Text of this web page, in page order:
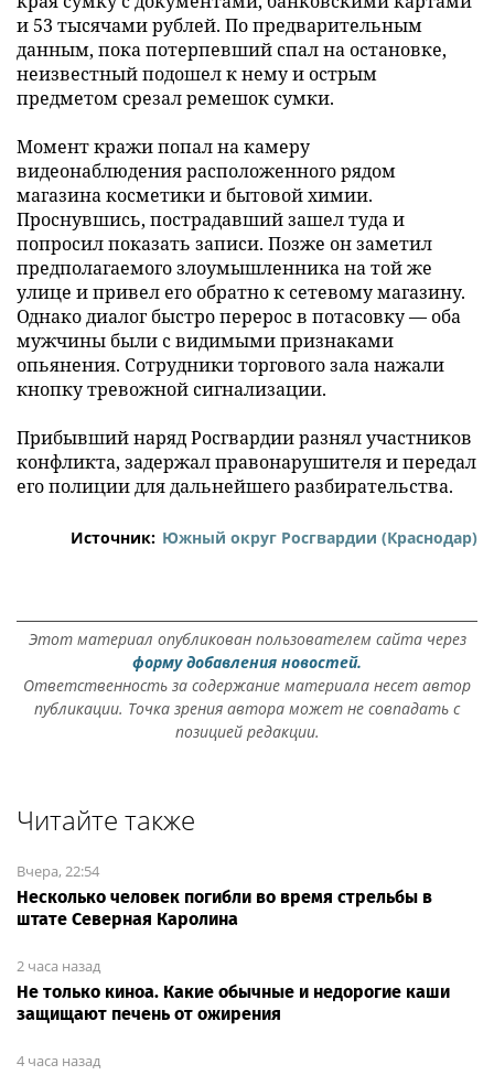
и 53 тысячами рублей. По предварительным
данным, пока потерпевший спал на остановке,
неизвестный подошел к нему и острым
предметом срезал ремешок сумки.
Момент кражи попал на камеру
видеонаблюдения расположенного рядом
магазина косметики и бытовой химии.
Проснувшись, пострадавший зашел туда и
попросил показать записи. Позже он заметил
предполагаемого злоумышленника на той же
улице и привел его обратно к сетевому магазину.
Однако диалог быстро перерос в потасовку — оба
мужчины были с видимыми признаками
опьянения. Сотрудники торгового зала нажали
кнопку тревожной сигнализации.
Прибывший наряд Росгвардии разнял участников
конфликта, задержал правонарушителя и передал
его полиции для дальнейшего разбирательства.
Источник: Южный округ Росгвардии (Краснодар)
Этот материал опубликован пользователем сайта через
форму добавления новостей.
Ответственность за содержание материала несет автор
публикации. Точка зрения автора может не совпадать с
позицией редакции.
Читайте также
Вчера, 22:54
Несколько человек погибли во время стрельбы в
штате Северная Каролина
2 часа назад
Не только киноа. Какие обычные и недорогие каши
защищают печень от ожирения
4 часа назад